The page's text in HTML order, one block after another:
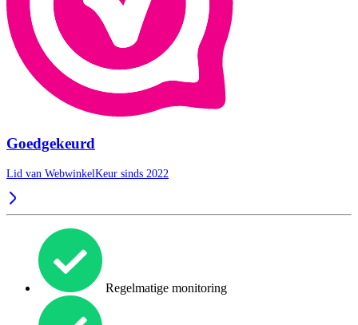
Goedgekeurd
Lid van WebwinkelKeur sinds 2022
Regelmatige monitoring